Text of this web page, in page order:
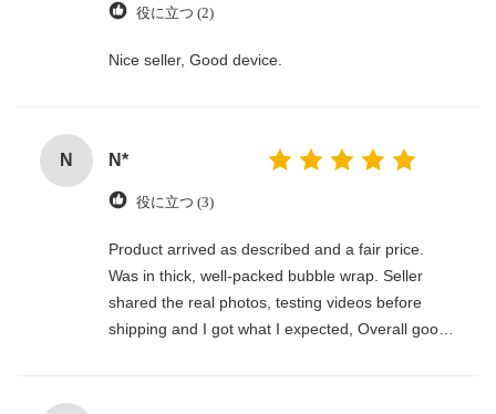
役に立つ (2)
Nice seller, Good device.
N N*
役に立つ (3)
Product arrived as described and a fair price.
Was in thick, well-packed bubble wrap. Seller
shared the real photos, testing videos before
shipping and I got what I expected, Overall good